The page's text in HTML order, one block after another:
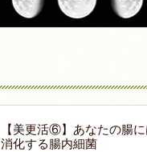
【美更活⑥】あなたの腸
消化する腸内細菌